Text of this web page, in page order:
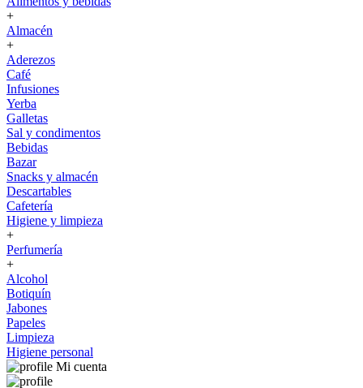
+
Almacén
+
Aderezos
Café
Infusiones
Yerba
Galletas
Sal y condimentos
Bebidas
Bazar
Snacks y almacén
Descartables
Cafetería
Higiene y limpieza
+
Perfumería
+
Alcohol
Botiquín
Jabones
Papeles
Limpieza
Higiene personal
Mi cuenta